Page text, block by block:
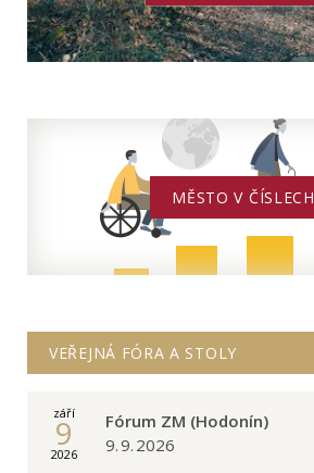
MĚSTO V ČÍSLECH
VEŘEJNÁ FÓRA A STOLY
září
9
2026
Fórum ZM (Hodonín)
9. 9. 2026